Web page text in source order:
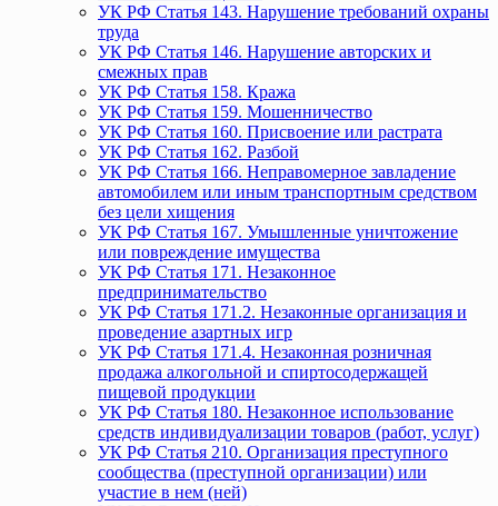
УК РФ Статья 143. Нарушение требований охраны
труда
УК РФ Статья 146. Нарушение авторских и
смежных прав
УК РФ Статья 158. Кража
УК РФ Статья 159. Мошенничество
УК РФ Статья 160. Присвоение или растрата
УК РФ Статья 162. Разбой
УК РФ Статья 166. Неправомерное завладение
автомобилем или иным транспортным средством
без цели хищения
УК РФ Статья 167. Умышленные уничтожение
или повреждение имущества
УК РФ Статья 171. Незаконное
предпринимательство
УК РФ Статья 171.2. Незаконные организация и
проведение азартных игр
УК РФ Статья 171.4. Незаконная розничная
продажа алкогольной и спиртосодержащей
пищевой продукции
УК РФ Статья 180. Незаконное использование
средств индивидуализации товаров (работ, услуг)
УК РФ Статья 210. Организация преступного
сообщества (преступной организации) или
участие в нем (ней)